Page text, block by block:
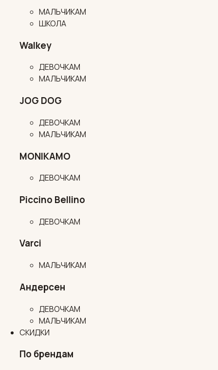
МАЛЬЧИКАМ
ШКОЛА
Walkey
ДЕВОЧКАМ
МАЛЬЧИКАМ
JOG DOG
ДЕВОЧКАМ
МАЛЬЧИКАМ
MONIKAMO
ДЕВОЧКАМ
Piccino Bellino
ДЕВОЧКАМ
Varci
МАЛЬЧИКАМ
Андерсен
ДЕВОЧКАМ
МАЛЬЧИКАМ
СКИДКИ
По брендам